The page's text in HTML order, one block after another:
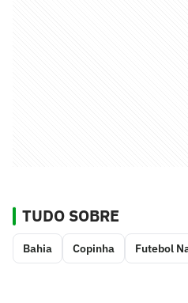
TUDO SOBRE
Bahia Copinha Futebol